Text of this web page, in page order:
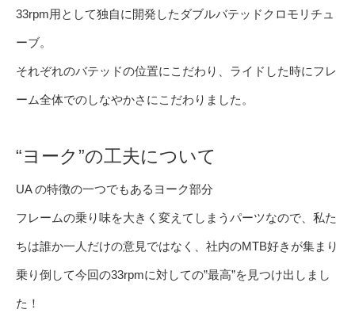
33rpm用として独自に開発したダブルバテッドクロモリチュ
ーブ。
それぞれのバテッドの位置にこだわり、ライドした時にフレ
ーム全体でのしなやかさにこだわりました。
“ヨーク”の工夫について
UA の特徴の一つでもあるヨーク部分
フレームの乗り味を大きく変えてしまうパーツなので、私た
ちは誰か一人だけの意見ではなく、社内のMTB好きが集まり
乗り倒して今回の33rpmに対しての”最高”を見つけ出しまし
た！